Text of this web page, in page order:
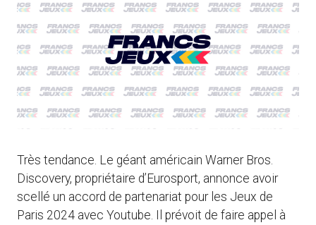
Très tendance. Le géant américain Warner Bros.
Discovery, propriétaire d’Eurosport, annonce avoir
scellé un accord de partenariat pour les Jeux de
Paris 2024 avec Youtube. Il prévoit de faire appel à